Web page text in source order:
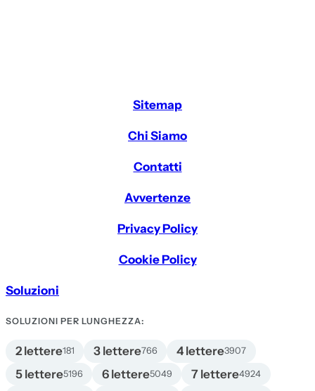
Sitemap
Chi Siamo
Contatti
Avvertenze
Privacy Policy
Cookie Policy
Soluzioni
SOLUZIONI PER LUNGHEZZA:
2 lettere181 3 lettere766 4 lettere3907
5 lettere5196 6 lettere5049 7 lettere4924